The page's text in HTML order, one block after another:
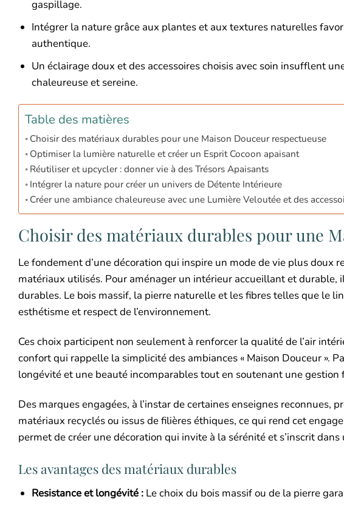
gaspillage.
Intégrer la nature grâce aux plantes et aux textures naturelles
authentique.
Un éclairage doux et des accessoires choisis avec soin insufflent
chaleureuse et sereine.
Table des matières
Choisir des matériaux durables pour une Maison Douceur respectueuse
Optimiser la lumière naturelle et créer un Esprit Cocoon apaisant
Réutiliser et upcycler : donner vie à des Trésors Apaisants
Intégrer la nature pour créer un univers de Détente Intérieure
Créer une ambiance chaleureuse avec une Lumière Veloutée et des
Choisir des matériaux durables pour une
Le fondement d’une décoration qui inspire un mode de vie plus doux
matériaux utilisés. Pour aménager un intérieur accueillant et durable,
durables. Le bois massif, la pierre naturelle et les fibres telles que le
esthétisme et respect de l’environnement.
Ces choix participent non seulement à renforcer la qualité de l’air
confort qui rappelle la simplicité des ambiances « Maison Douceur ».
longévité et une beauté incomparables tout en soutenant une gestion
Des marques engagées, à l’instar de certaines enseignes reconnues,
matériaux recyclés ou issus de filières éthiques, ce qui rend cet
permet de créer une décoration qui invite à la sérénité et s’inscrit dans
Les avantages des matériaux durables
Resistance et longévité : Le choix du bois massif ou de la pierre